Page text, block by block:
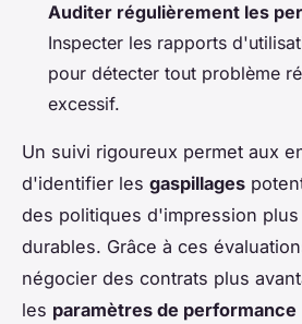
Auditer régulièrement les
Inspecter les rapports
pour détecter tout problème
excessif.
Un suivi rigoureux permet aux
d'identifier les gaspillages
des politiques d'impression
durables. Grâce à ces
négocier des contrats plus
les paramètres de performance